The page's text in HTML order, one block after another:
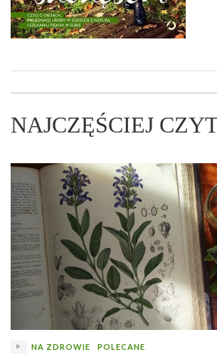
NAJCZĘŚCIEJ
NA ZDROWIE POLECANE